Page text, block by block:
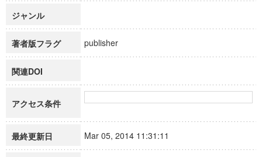
ジャンル
著者版フラグ publisher
関連DOI
アクセス条件
最終更新日 Mar 05, 2014 11:31:11